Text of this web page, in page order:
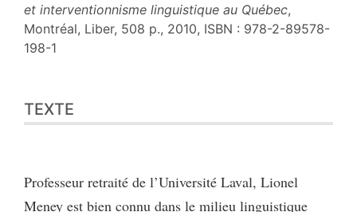
et interventionnisme linguistique au Québec,
Montréal, Liber, 508 p., 2010, ISBN : 978-2-89578-
198-1
Bibliographie
Citer cet article
TEXTE
Professeur retraité de l’Université Laval, Lionel
Meney est bien connu dans le milieu linguistique